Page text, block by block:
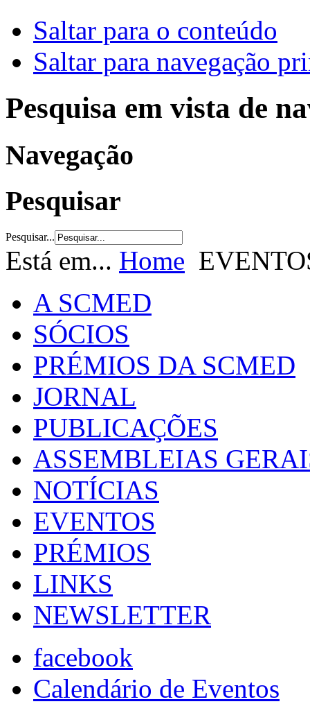
Saltar para o conteúdo
Saltar para navegação
Pesquisa em vista de
Navegação
Pesquisar
Pesquisar...
Está em... Home
A SCMED
SÓCIOS
PRÉMIOS DA SCMED
JORNAL
PUBLICAÇÕES
ASSEMBLEIAS
NOTÍCIAS
EVENTOS
PRÉMIOS
LINKS
NEWSLETTER
facebook
Calendário de Eventos